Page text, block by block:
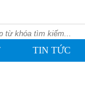
TIN TỨC